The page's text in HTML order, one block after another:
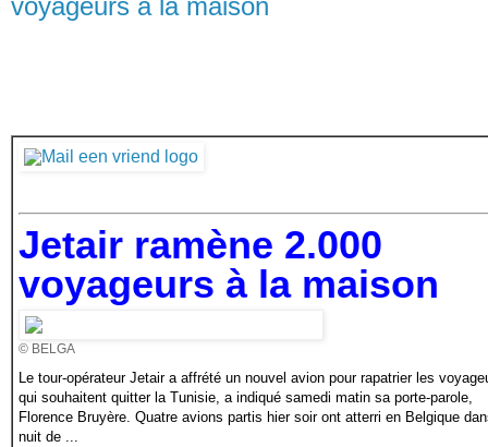
voyageurs à la maison
Jetair ramène 2.000
voyageurs à la maison
© BELGA
Le tour-opérateur Jetair a affrété un nouvel avion pour rapatrier les
qui souhaitent quitter la Tunisie, a indiqué samedi matin sa porte-parole,
Florence Bruyère. Quatre avions partis hier soir ont atterri en Belgique
nuit de ...